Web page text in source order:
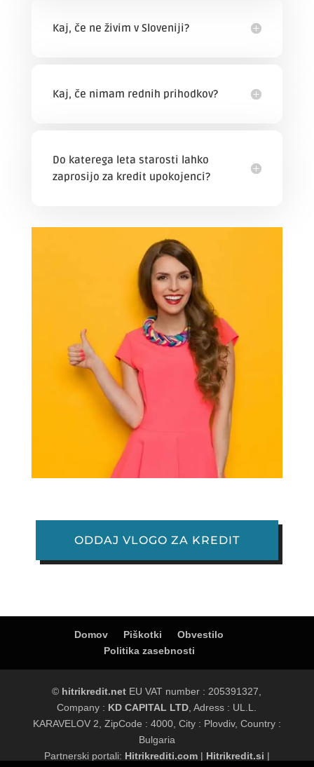
Kaj, če ne živim v Sloveniji?
Kaj, če nimam rednih prihodkov?
Do katerega leta starosti lahko
zaprosijo za kredit upokojenci?
ODDAJ VLOGO ZA KREDIT
Domov Piškotki
Obvestilo
Politika zasebnosti
© hitrikredit.net EU VAT number : 205391327,
Company : KD CAPITAL LTD, Adress : UL.L.
KARAVELOV 2, ZipCode : 4000, City : Plovdiv, Country :
Bulgaria
Partnerski portali: Hitrikrediti.com| Hitrikredit.si |